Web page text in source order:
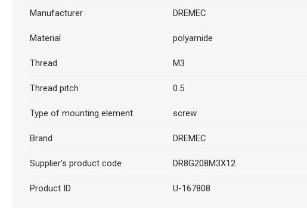
Manufacturer DREMEC
Material polyamide
Thread M3
Thread pitch 0.5
Type of mounting element screw
Brand DREMEC
Supplier's product code DR8G208M3X12
Product ID U-167808